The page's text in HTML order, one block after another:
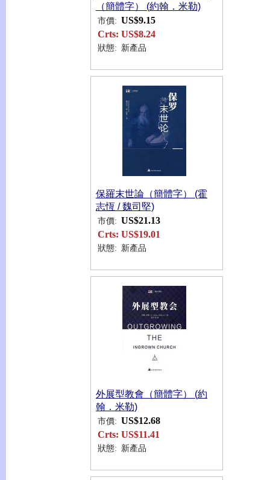
（簡體字） (約翰．米勒)
市價: US$9.15
Crts: US$8.24
狀態: 新產品
保羅末世論（簡體字） (霍
志恆 / 魏司堅)
市價: US$21.13
Crts: US$19.01
狀態: 新產品
外展型教會（簡體字） (約
翰．米勒)
市價: US$12.68
Crts: US$11.41
狀態: 新產品